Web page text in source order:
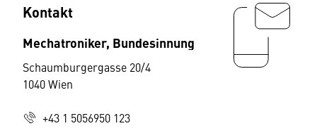
Kontakt
Mechatroniker, Bundesinnung
Schaumburgergasse 20/4
1040 Wien
+43 1 5056950 123